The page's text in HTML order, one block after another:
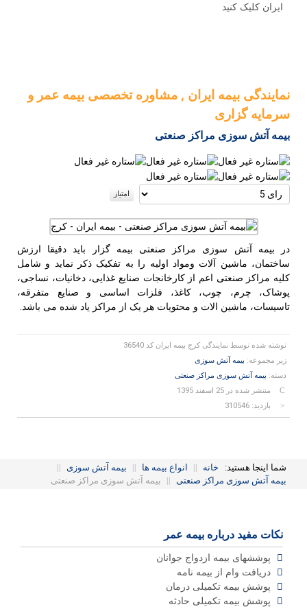
ايران کلیک کنید
نمایندگی بیمه ایران , مشاوره تخصصی بیمه عمر و
سرمایه گزاری
بیمه آتش سوزی مراکز صنعتی
لطفا
رای
در بیمه آتش سوزی مراکز صنعتی بیمه گزار باید دقیقا ارزش
ساختمان، ماشین آلات ومواد اولیه را به تفکیک ذکر نماید و شامل
کلیه مراکز صنعتی اعم از کارخانجات صنایع غذایی، دخانیات، نساجی،
پوشاک، چرم، چوب، کاغذ، فلزات اساسی و صنایع متفرقه،
تاسیسات، ماشین الات و محتویات هر یک از مراکز یاد شده می باشد.
نوشته شده توسط نمایندگی کرج بیمه ایران کد 36540
زیر مجموعه: بیمه آتش سوزی
دسته: بیمه آتش سوزی مراکز صنعتی
منتشر شده در 25 اسفند 1395
بازدید: 310546
شما اینجا هستید: خانه || انواع بیمه ها || بیمه آتش سوزی ||
بیمه آتش سوزی مراکز صنعتی || بیمه آتش سوزی مراکز صنعتی
نکات مفید درباره بیمه عمر
پوششهای بیمه ازدواج جوانان
دریافت وام از بیمه نامه
پوشش بیمه تکمیلی درمان
پوشش بیمه تکمیلی حادثه